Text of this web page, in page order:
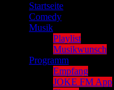
Startseite
Comedy
Musik
Playlist
Musikwunsch
Programm
Empfang
JOKE FM App